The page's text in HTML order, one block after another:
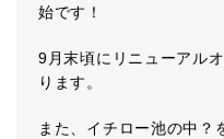
始です！
9月末頃にリニューアル
ります。
また、イチロー池の中？